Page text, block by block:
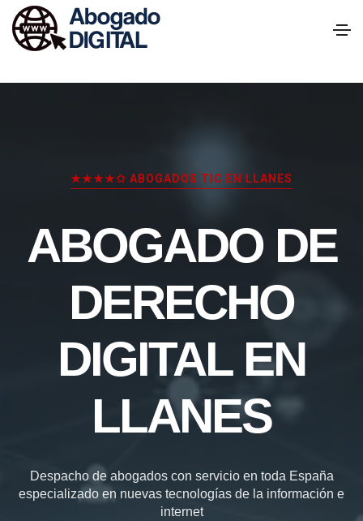
★★★★✩ ABOGADOS TIC EN LLANES
ABOGADO DE
DERECHO
DIGITAL EN
LLANES
Despacho de abogados con servicio en toda España
especializado en nuevas tecnologías de la información e
internet